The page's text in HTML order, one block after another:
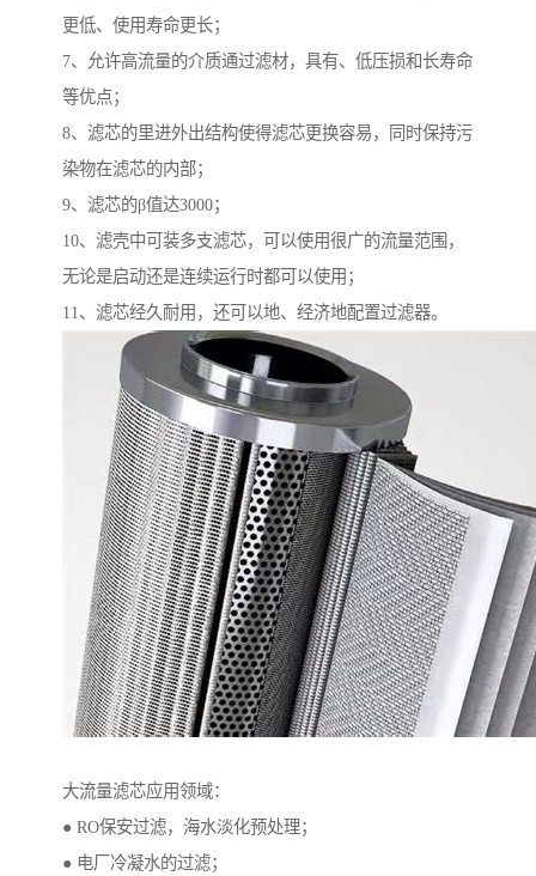
更低、使用寿命更长；
7、允许高流量的介质通过滤材，具有、低压损和长寿命
等优点；
8、滤芯的里进外出结构使得滤芯更换容易，同时保持污
染物在滤芯的内部；
9、滤芯的β值达3000；
10、滤壳中可装多支滤芯，可以使用很广的流量范围，
无论是启动还是连续运行时都可以使用；
11、滤芯经久耐用，还可以地、经济地配置过滤器。
大流量滤芯应用领域：
● RO保安过滤，海水淡化预处理；
● 电厂冷凝水的过滤；